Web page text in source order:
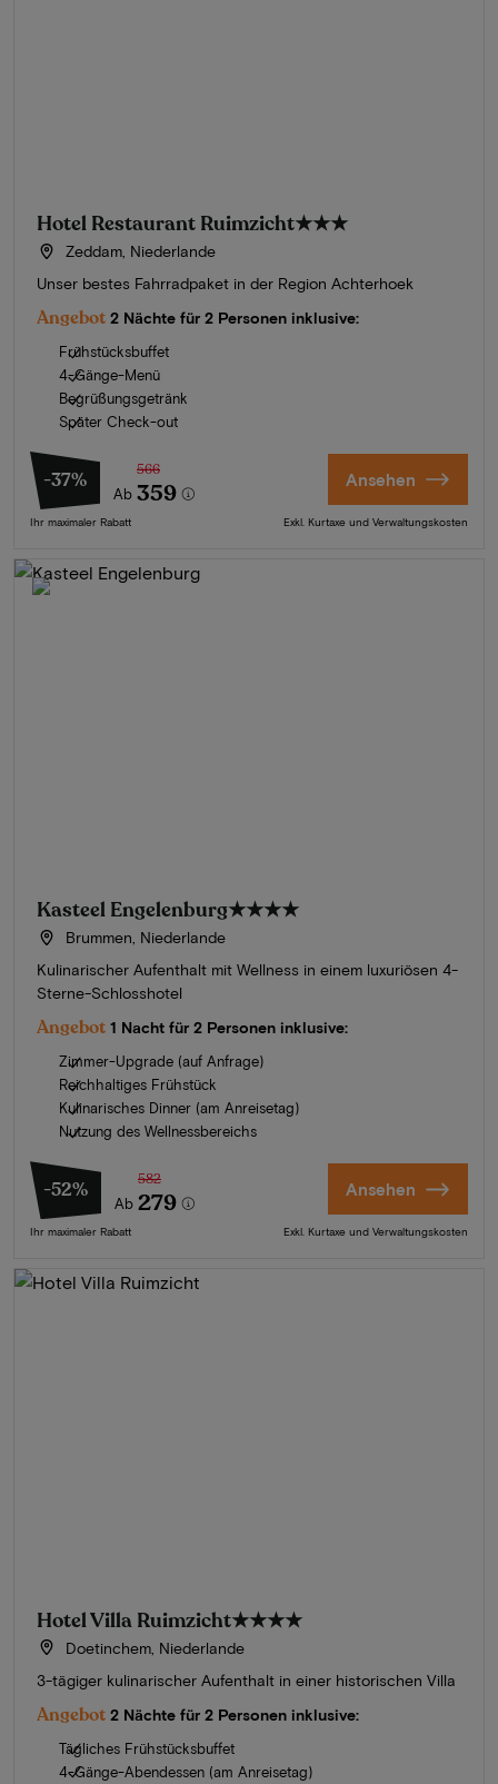
Hotel Restaurant Ruimzicht★★★
Zeddam, Niederlande
Unser bestes Fahrradpaket in der Region Achterhoek
Angebot 2 Nächte für 2 Personen inklusive:
Frühstücksbuffet
4-Gänge-Menü
Begrüßungsgetränk
Später Check-out
-37%
Ab
566
359
Ihr maximaler Rabatt
Ansehen
Exkl. Kurtaxe und Verwaltungskosten
Kasteel Engelenburg★★★★
Brummen, Niederlande
Kulinarischer Aufenthalt mit Wellness in einem luxuriösen 4-
Sterne-Schlosshotel
Angebot 1 Nacht für 2 Personen inklusive:
Zimmer-Upgrade (auf Anfrage)
Reichhaltiges Frühstück
Kulinarisches Dinner (am Anreisetag)
Nutzung des Wellnessbereichs
-52%
Ab
582
279
Ihr maximaler Rabatt
Ansehen
Exkl. Kurtaxe und Verwaltungskosten
Hotel Villa Ruimzicht★★★★
Doetinchem, Niederlande
3-tägiger kulinarischer Aufenthalt in einer historischen Villa
Angebot 2 Nächte für 2 Personen inklusive:
Tägliches Frühstücksbuffet
4-Gänge-Abendessen (am Anreisetag)